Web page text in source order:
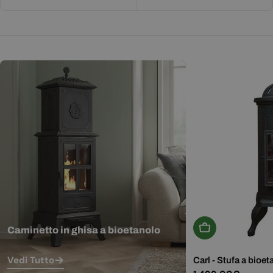
Caminetto in ghisa a bioetanolo
Vedi Tutto
Aggiungi Al
Carl - Stufa a